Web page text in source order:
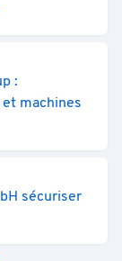
:
machines
sécuriser